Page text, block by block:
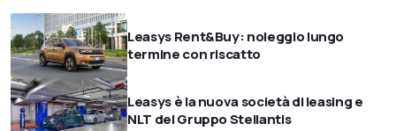
Leasys Rent&Buy: noleggio lungo
termine con riscatto
Leasys è la nuova società di leasing e
NLT del Gruppo Stellantis